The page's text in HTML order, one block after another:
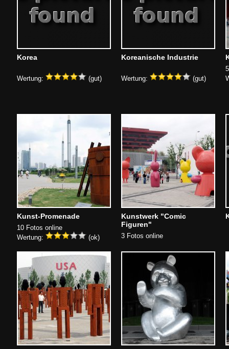
Korea
Wertung: (gut)
Koreanische Industrie
Wertung: (gut)
Kunst-Promenade
10 Fotos online
Wertung:
(ok)
Kunstwerk "Comic
Figuren"
3 Fotos online